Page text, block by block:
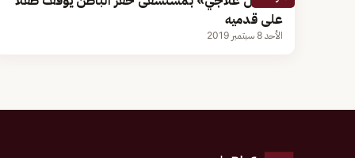
على قدميه
الأحد 8 سبتمبر 2019